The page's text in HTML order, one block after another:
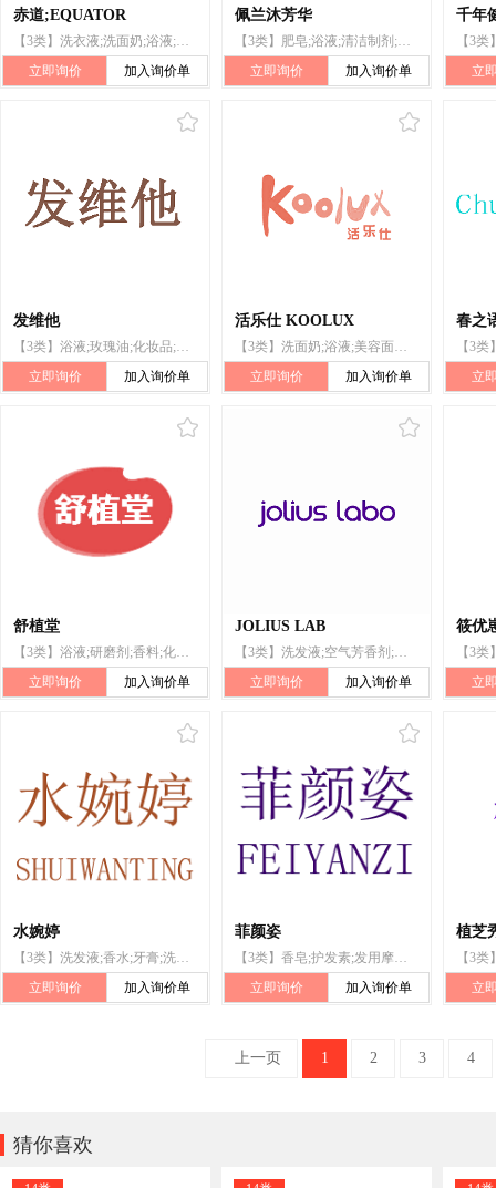
赤道;EQUATOR
【3类】洗衣液;洗面奶;浴液;化妆品
立即询价
加入询价单
佩兰沐芳华
【3类】肥皂;浴液;清洁制剂;研磨剂;化妆品
立即询价
加入询价单
千年
立
发维他
【3类】浴液;玫瑰油;化妆品;动物用化妆品
立即询价
加入询价单
活乐仕 KOOLUX
【3类】洗面奶;浴液;美容面膜;皮肤增白霜;化妆剂;化妆品
立即询价
加入询价单
春之
立
舒植堂
【3类】浴液;研磨剂;香料;化妆品;牙膏;动物用化妆品
立即询价
加入询价单
JOLIUS LAB
【3类】洗发液;空气芳香剂;牙膏;口红;浴液;假睫毛;化妆品
立即询价
加入询价单
筱优
立
水婉婷
【3类】洗发液;香水;牙膏;洗面奶;浴液;化妆品;增白霜;香皂;护发素;发用摩丝
立即询价
加入询价单
菲颜姿
【3类】香皂;护发素;发用摩丝;洗发液;香水;牙膏;洗面奶;浴液;化妆品;增白霜
立即询价
加入询价单
植芝
立
上一页 1 2 3 4
猜你喜欢